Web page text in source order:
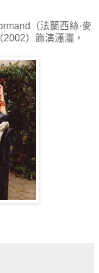
（法蘭西絲·麥
）飾演瀟灑，